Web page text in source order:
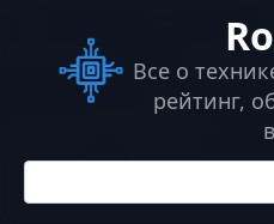
контенту
Все о
рейтинг,
Поиск: